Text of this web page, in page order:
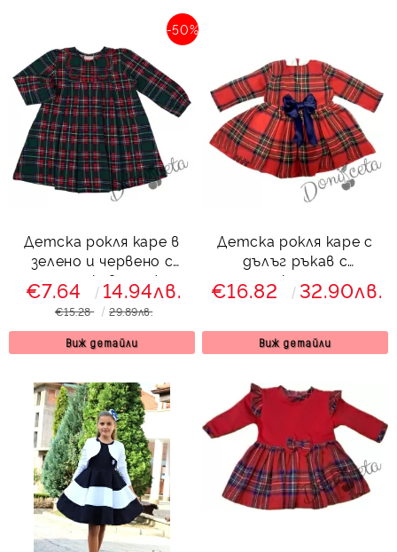
Детска рокля каре в
зелено и червено с
дълъг ръкав с нежна
бродерия
-50%
€7.64 14.94лв.
€15.28 29.89лв.
Виж детайли
Детска рокля каре с
дълъг ръкав с
панделка отпред
7866756
€16.82 32.90лв.
Виж детайли